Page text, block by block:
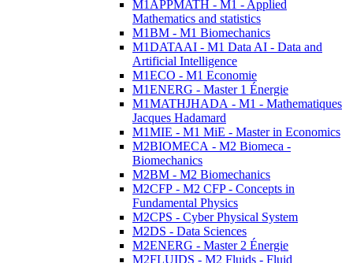
M1APPMATH - M1 - Applied
Mathematics and statistics
M1BM - M1 Biomechanics
M1DATAAI - M1 Data AI - Data and
Artificial Intelligence
M1ECO - M1 Economie
M1ENERG - Master 1 Énergie
M1MATHJHADA - M1 - Mathematiques
Jacques Hadamard
M1MIE - M1 MiE - Master in Economics
M2BIOMECA - M2 Biomeca -
Biomechanics
M2BM - M2 Biomechanics
M2CFP - M2 CFP - Concepts in
Fundamental Physics
M2CPS - Cyber Physical System
M2DS - Data Sciences
M2ENERG - Master 2 Énergie
M2FLUIDS - M2 Fluids - Fluid